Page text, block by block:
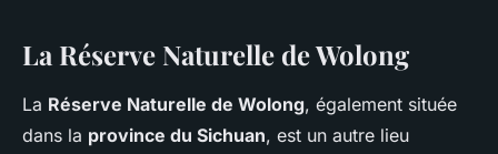
La Réserve Naturelle de Wolong
La Réserve Naturelle de Wolong, également située
dans la province du Sichuan, est un autre lieu